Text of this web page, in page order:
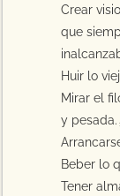
Crear
que
Huir lo
Mirar el
y pesada.
Beber lo
Tener